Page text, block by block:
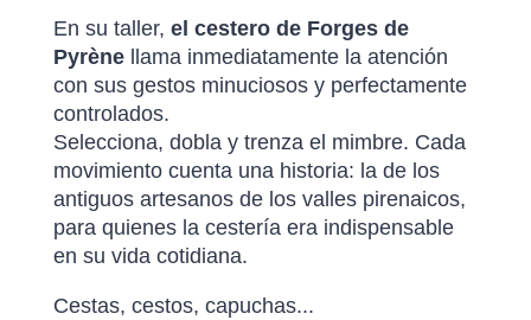
En su taller, el cestero de Forges de
Pyrènellama inmediatamente la atención
con sus gestos minuciosos y perfectamente
controlados.
Selecciona, dobla y trenza el mimbre. Cada
movimiento cuenta una historia: la de los
antiguos artesanos de los valles pirenaicos,
para quienes la cestería era indispensable
en su vida cotidiana.
Cestas, cestos, capuchas...